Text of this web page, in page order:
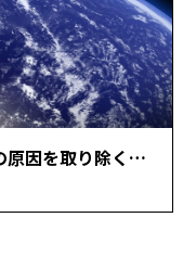
抗重力筋とは？【本厚木駅で痛みの原因を取り除く あかつき整骨院】